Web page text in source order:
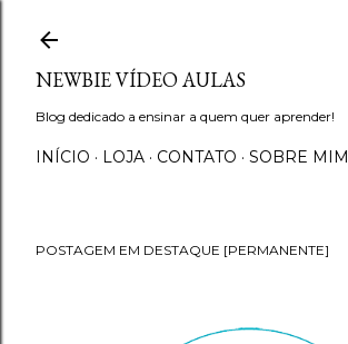
NEWBIE VÍDEO AULAS
Blog dedicado a ensinar a quem quer aprender!
INÍCIO LOJA CONTATO SOBRE MIM
POSTAGEM EM DESTAQUE [PERMANENTE]